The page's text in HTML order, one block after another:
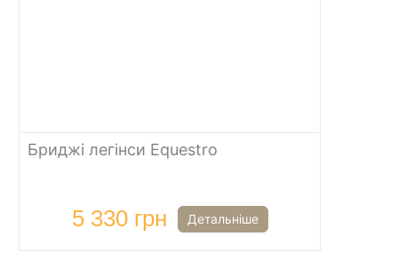
Бриджі легінси Equestro
5 330 грн Детальніше